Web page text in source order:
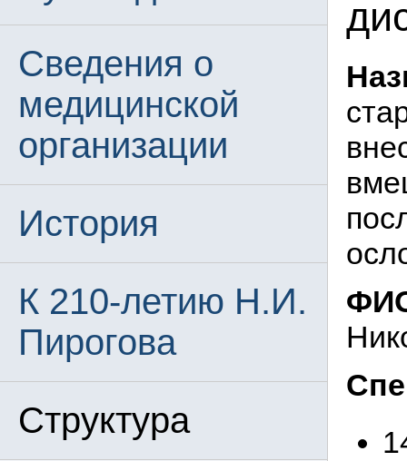
Сведения о
медицинской
организации
История
К 210-летию Н.И.
Пирогова
Структура